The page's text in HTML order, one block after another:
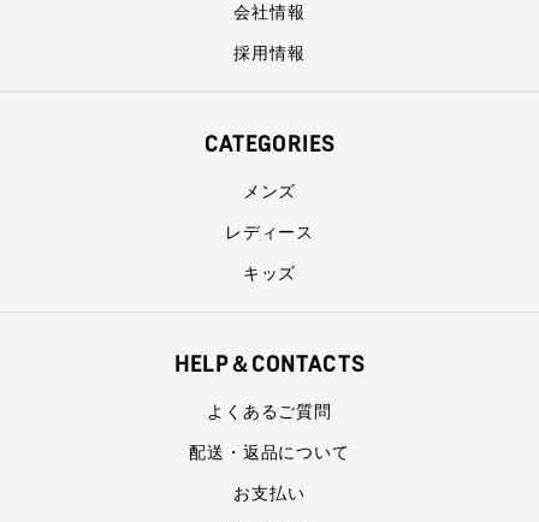
会社情報
採用情報
CATEGORIES
メンズ
レディース
キッズ
HELP＆CONTACTS
よくあるご質問
配送・返品について
お支払い